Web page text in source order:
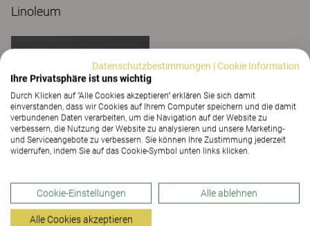
Linoleum
Schwarz
Datenschutzbestimmungen |Cookie Information
Ihre Privatsphäre ist uns wichtig
Durch Klicken auf "Alle Cookies akzeptieren" erklären Sie sich damit
einverstanden, dass wir Cookies auf Ihrem Computer speichern und die damit
verbundenen Daten verarbeiten, um die Navigation auf der Website zu
verbessern, die Nutzung der Website zu analysieren und unsere Marketing-
und Serviceangebote zu verbessern. Sie können Ihre Zustimmung jederzeit
widerrufen, indem Sie auf das Cookie-Symbol unten links klicken.
Cookie-Einstellungen Alle ablehnen
Alle Cookies akzeptieren